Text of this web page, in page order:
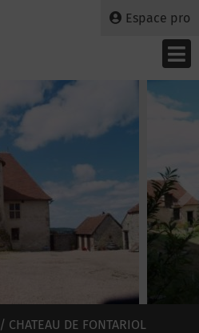
Espace pro
/ CHATEAU DE FONTARIOL